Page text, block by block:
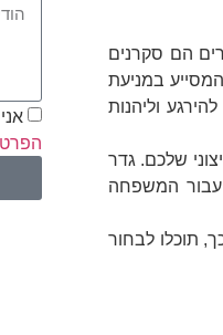
הם סקרנים
במניעת
וליהנות
שלכם. גדר
עבור המשפחה
תוכלו לבחור